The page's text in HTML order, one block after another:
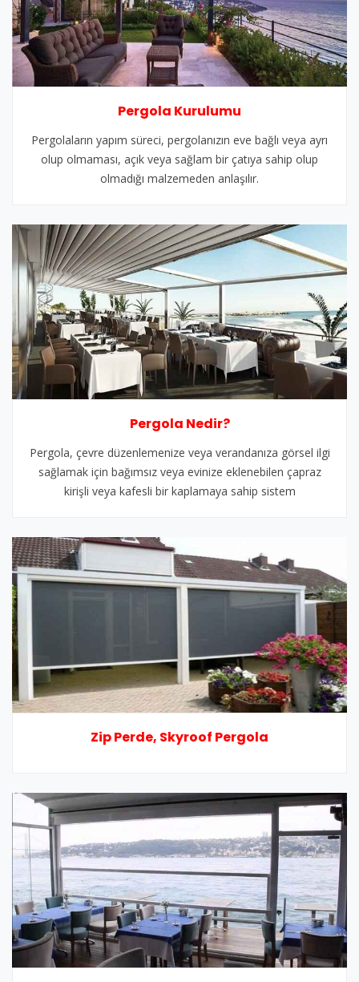
Pergola Kurulumu
Pergolaların yapım süreci, pergolanızın eve bağlı veya ayrı
olup olmaması, açık veya sağlam bir çatıya sahip olup
olmadığı malzemeden anlaşılır.
Pergola Nedir?
Pergola, çevre düzenlemenize veya verandanıza görsel ilgi
sağlamak için bağımsız veya evinize eklenebilen çapraz
kirişli veya kafesli bir kaplamaya sahip sistem
Zip Perde, Skyroof Pergola